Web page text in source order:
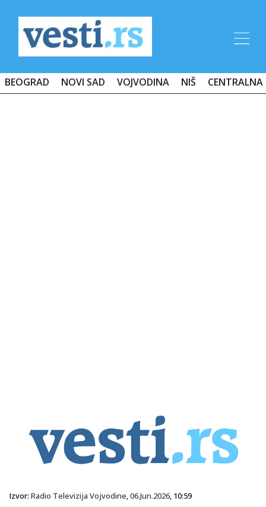
BEOGRAD NOVI SAD VOJVODINA NIŠ CENTRALNA
Izvor: Radio Televizija Vojvodine,06.Jun.2026, 10:59